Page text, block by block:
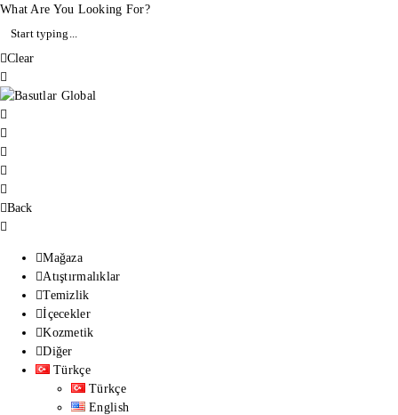
What Are You Looking For?
Clear
Back
Mağaza
Atıştırmalıklar
Temizlik
İçecekler
Kozmetik
Diğer
Türkçe
Türkçe
English